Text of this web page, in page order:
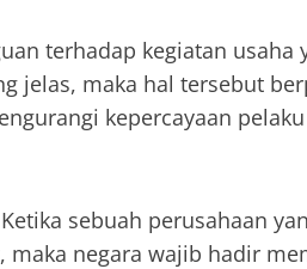
terhadap kegiatan usaha
jelas, maka hal tersebut
kepercayaan
sebuah perusahaan
maka negara wajib hadir